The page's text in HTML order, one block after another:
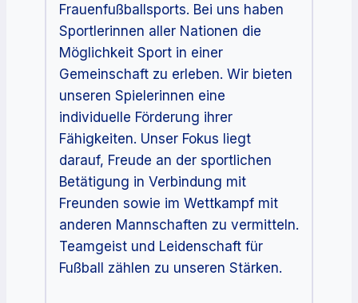
Frauenfußballsports. Bei uns haben
Sportlerinnen aller Nationen die
Möglichkeit Sport in einer
Gemeinschaft zu erleben. Wir bieten
unseren Spielerinnen eine
individuelle Förderung ihrer
Fähigkeiten. Unser Fokus liegt
darauf, Freude an der sportlichen
Betätigung in Verbindung mit
Freunden sowie im Wettkampf mit
anderen Mannschaften zu vermitteln.
Teamgeist und Leidenschaft für
Fußball zählen zu unseren Stärken.